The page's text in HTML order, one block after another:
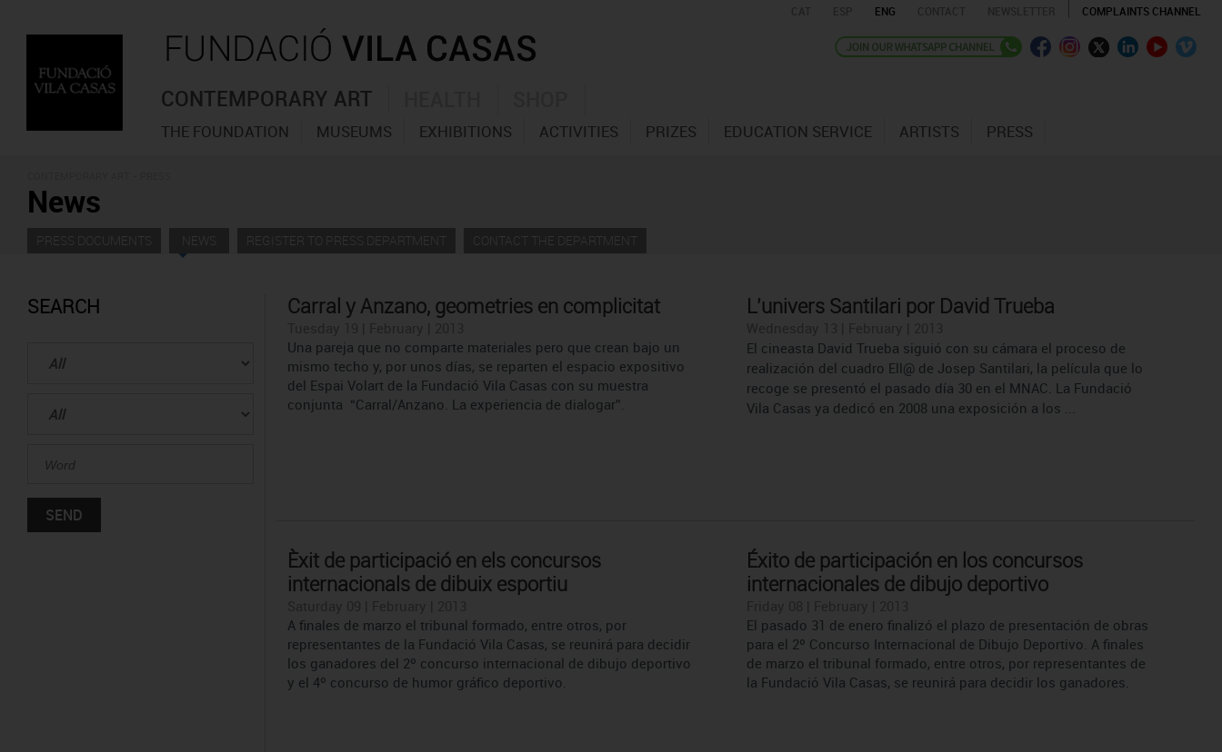
ENG COMPLAINTS CHANNEL
CONTEMPORARY ART
THE FOUNDATION MUSEUMS EXHIBITIONS ACTIVITIES PRIZES EDUCATION SERVICE ARTISTS PRESS
News
PRESS DOCUMENTS NEWS REGISTER TO PRESS DEPARTMENT CONTACT THE DEPARTMENT
SEARCH Carral y Anzano, geometries en complicitat
Una pareja que no comparte materiales pero que crean bajo un
mismo techo y, por unos días, se reparten el espacio expositivo
del Espai Volart de la Fundació Vila Casas con su muestra
conjunta “Carral/Anzano. La experiencia de dialogar”.
L’univers Santilari por David Trueba
El cineasta David Trueba siguió con su cámara el proceso de
realización del cuadro Ell@ de Josep Santilari, la película que lo
recoge se presentó el pasado día 30 en el MNAC. La Fundació
Vila Casas ya dedicó en 2008 una exposición a los ...
Èxit de participació en els concursos
internacionals de dibuix esportiu
A finales de marzo el tribunal formado, entre otros, por
representantes de la Fundació Vila Casas, se reunirá para decidir
los ganadores del 2º concurso internacional de dibujo deportivo
y el 4º concurso de humor gráfico deportivo.
Éxito de participación en los concursos
internacionales de dibujo deportivo
El pasado 31 de enero finalizó el plazo de presentación de obras
para el 2º Concurso Internacional de Dibujo Deportivo. A finales
de marzo el tribunal formado, entre otros, por representantes de
la Fundació Vila Casas, se reunirá para decidir los ganadores.